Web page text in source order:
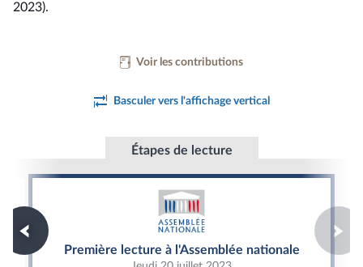
2023).
Voir les contributions
Basculer vers l'affichage vertical
Étapes de lecture
Première lecture à l'Assemblée nationale
Première lecture à l'Assemblée nationale